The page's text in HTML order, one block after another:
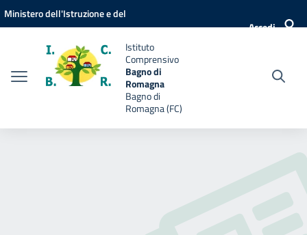
Vai ai contenuti
Vai al menu di navigazione
Vai al footer
Ministero dell'Istruzione e del
Accedi
Istituto
Comprensivo
Bagno di
Romagna
Bagno di
Romagna (FC)